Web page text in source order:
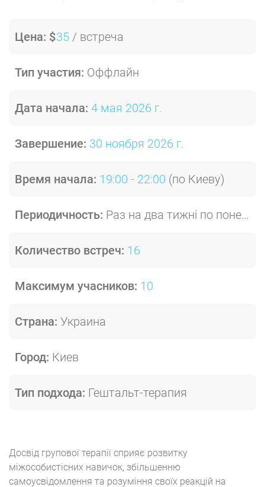
Цена: $35 / встреча
Тип участия: Оффлайн
Дата начала: 4 мая 2026 г.
Завершение: 30 ноября 2026 г.
Время начала: 19:00 - 22:00 (по Киеву)
Периодичность: Раз на два тижні по понеділкам
Количество встреч: 16
Максимум учасников: 10
Страна: Украина
Город: Киев
Тип подхода: Гештальт-терапия
Досвід групової терапії сприяє розвитку
міжособистісних навичок, збільшенню
самоусвідомлення та розуміння своїх реакцій на